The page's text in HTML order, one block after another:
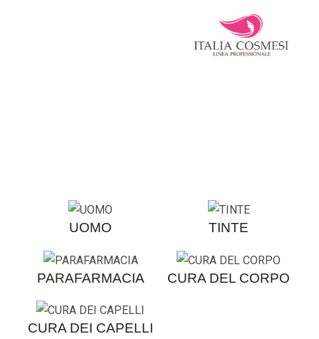
UOMO TINTE
PARAFARMACIA CURA DEL CORPO
CURA DEI CAPELLI